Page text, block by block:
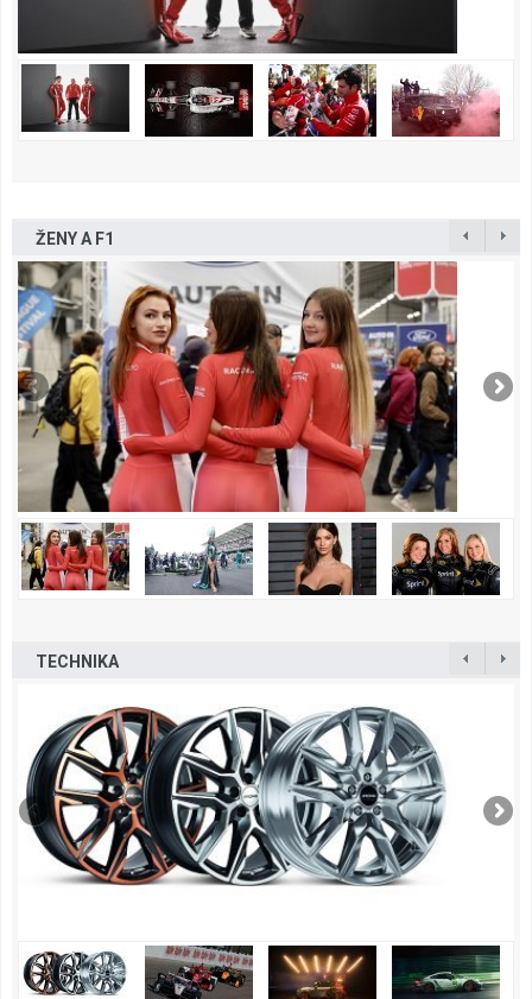
ŽENY A F1
TECHNIKA